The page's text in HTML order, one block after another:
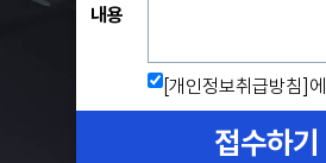
내용
[개인정보취급방침]
접수하기